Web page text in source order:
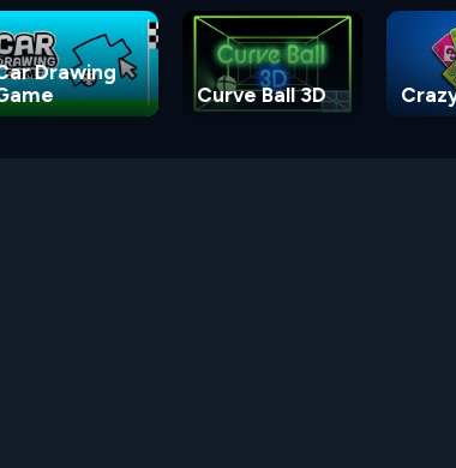
Drawing
Curve Ball 3D